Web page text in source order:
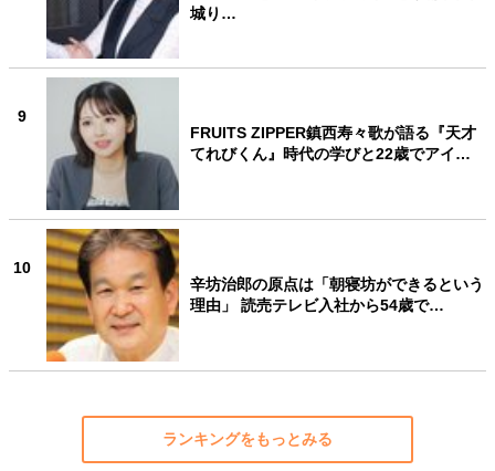
城り…
9
FRUITS ZIPPER鎮西寿々歌が語る『天才
てれびくん』時代の学びと22歳でアイ…
10
辛坊治郎の原点は「朝寝坊ができるという
理由」 読売テレビ入社から54歳で…
ランキングをもっとみる